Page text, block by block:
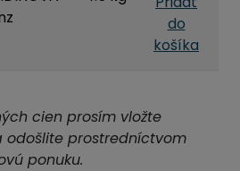
do
košíka
cien prosím vložte
odošlite prostredníctvom
ponuku.